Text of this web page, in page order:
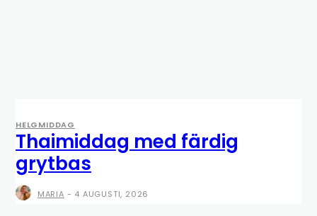
HELGMIDDAG
Thaimiddag med färdig
grytbas
MARIA - 4 AUGUSTI, 2026